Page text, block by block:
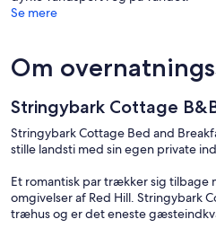
Se mere
Om
Stringybark Cottage
Stringybark Cottage Bed and
stille landsti med sin egen private
Et romantisk par trækker sig
omgivelser af Red Hill. Stringybark
træhus og er det eneste